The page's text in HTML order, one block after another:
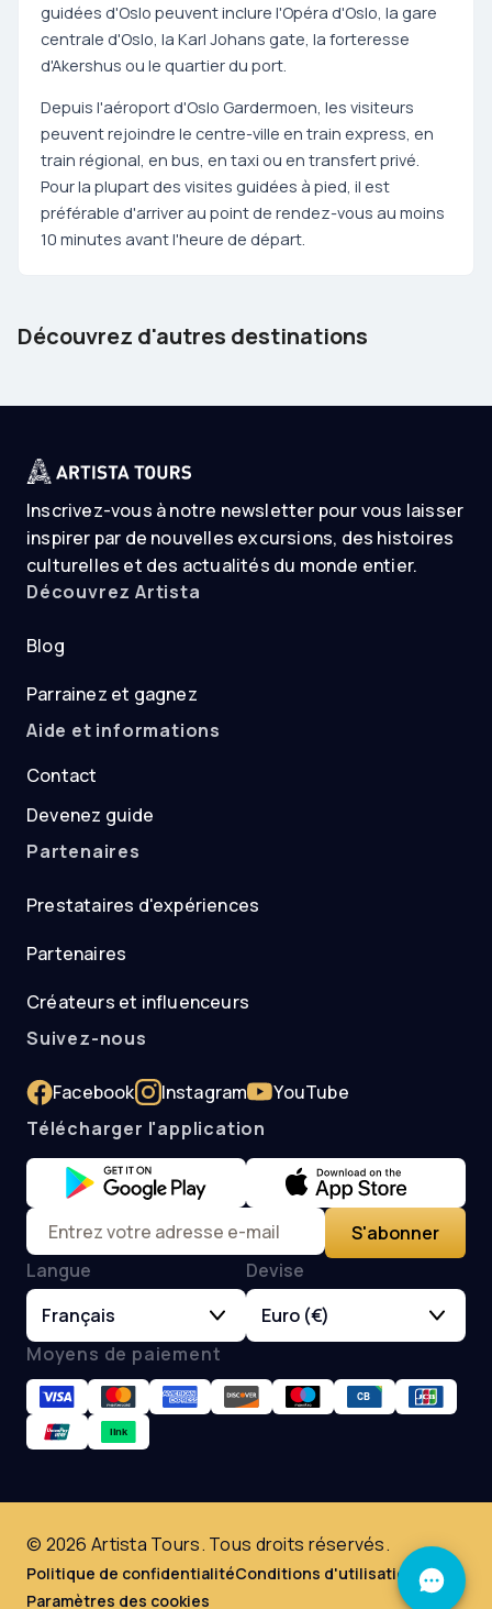
guidées d'Oslo peuvent inclure l'Opéra d'Oslo, la gare
centrale d'Oslo, la Karl Johans gate, la forteresse
d'Akershus ou le quartier du port.
Depuis l'aéroport d'Oslo Gardermoen, les visiteurs
peuvent rejoindre le centre-ville en train express, en
train régional, en bus, en taxi ou en transfert privé.
Pour la plupart des visites guidées à pied, il est
préférable d'arriver au point de rendez-vous au moins
10 minutes avant l'heure de départ.
Découvrez d'autres destinations
Barcelona
Spain
Tenerife
Spain
Inscrivez-vous à notre newsletter pour vous laisser
inspirer par de nouvelles excursions, des histoires
culturelles et des actualités du monde entier.
Découvrez Artista
Blog
Parrainez et gagnez
Aide et informations
Contact
Devenez guide
Partenaires
Prestataires d'expériences
Partenaires
Créateurs et influenceurs
Suivez-nous
Facebook Instagram
YouTube
Télécharger l'application
S'abonner
Langue
Français
Devise
Euro (€)
Moyens de paiement
© 2026 Artista Tours. Tous droits réservés.
Politique de confidentialitéConditions d'utilisation
Paramètres des cookies